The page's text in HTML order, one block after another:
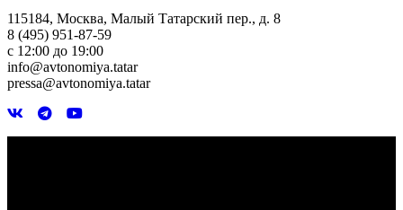
115184, Москва, Малый Татарский пер., д. 8
8 (495) 951-87-59
с 12:00 до 19:00
info@avtonomiya.tatar
pressa@avtonomiya.tatar